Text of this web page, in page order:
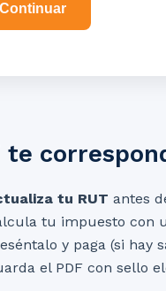
Continuar
te
tu RUT antes
tu impuesto con
y paga (si hay
el PDF con sello